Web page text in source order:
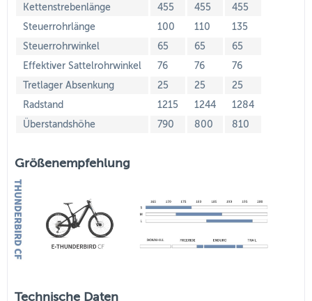
Kettenstrebenlänge
455 455
455
Steuerrohrlänge
100 110
135
Steuerrohrwinkel
65 65
65
Effektiver Sattelrohrwinkel
76 76
76
Tretlager Absenkung
25 25
25
Radstand
1215 1244
1284
Überstandshöhe
790 800 810
Größenempfehlung
Technische Daten